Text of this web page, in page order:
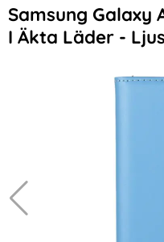
Samsung Galaxy
I Äkta Läder -
Hoppa
över
Bilder